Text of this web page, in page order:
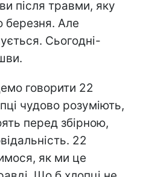
після травми, яку
березня. Але
Сьогодні-
говорити 22
чудово розуміють,
перед збірною,
22
як ми це